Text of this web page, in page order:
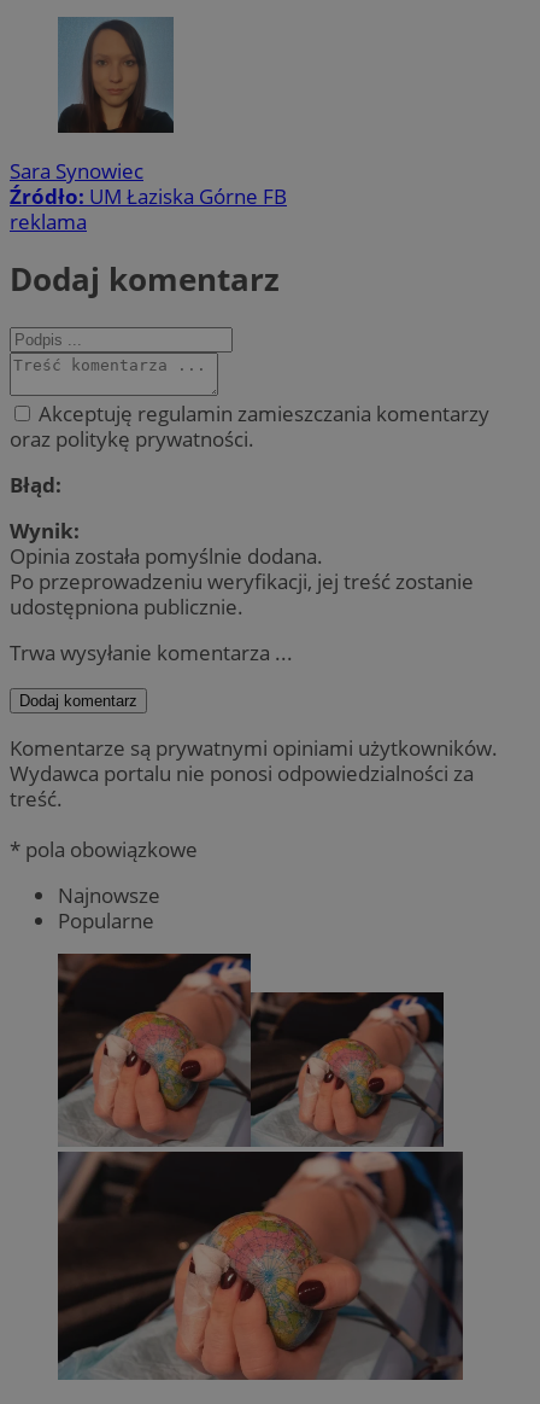
Sara Synowiec
Źródło: UM Łaziska Górne FB
reklama
Dodaj komentarz
Akceptuję regulamin zamieszczania komentarzy
oraz politykę prywatności.
Błąd:
Wynik:
Opinia została pomyślnie dodana.
Po przeprowadzeniu weryfikacji, jej treść zostanie
udostępniona publicznie.
Trwa wysyłanie komentarza ...
Dodaj komentarz
Komentarze są prywatnymi opiniami użytkowników.
Wydawca portalu nie ponosi odpowiedzialności za
treść.
* pola obowiązkowe
Najnowsze
Popularne